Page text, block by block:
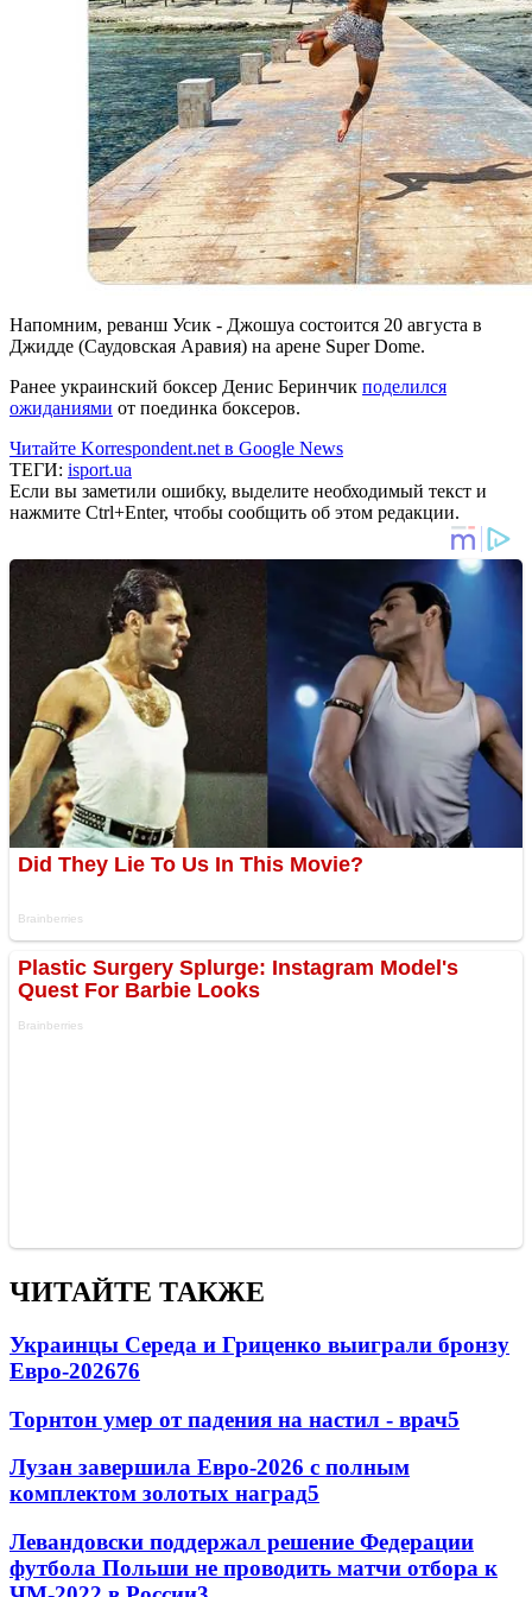
Напомним, реванш Усик - Джошуа состоится 20 августа в
Джидде (Саудовская Аравия) на арене Super Dome.
Ранее украинский боксер Денис Беринчик поделился
ожиданиями от поединка боксеров.
Читайте Korrespondent.net в Google News
ТЕГИ: isport.ua
Если вы заметили ошибку, выделите необходимый текст и
нажмите Ctrl+Enter, чтобы сообщить об этом редакции.
ЧИТАЙТЕ ТАКЖЕ
Украинцы Середа и Гриценко выиграли бронзу
Евро-202676
Торнтон умер от падения на настил - врач5
Лузан завершила Евро-2026 с полным
комплектом золотых наград5
Левандовски поддержал решение Федерации
футбола Польши не проводить матчи отбора к